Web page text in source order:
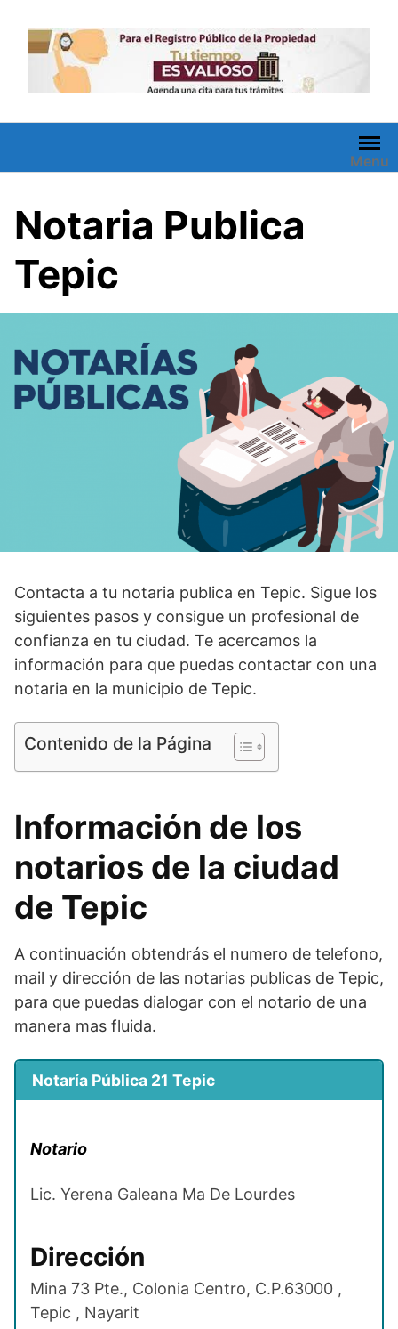
contenido
Menu
Notaria Publica
Tepic
Contacta a tu notaria publica en Tepic. Sigue los
siguientes pasos y consigue un profesional de
confianza en tu ciudad. Te acercamos la
información para que puedas contactar con una
notaria en la municipio de Tepic.
Contenido de la Página
Información de los
notarios de la ciudad
de Tepic
A continuación obtendrás el numero de telefono,
mail y dirección de las notarias publicas de Tepic,
para que puedas dialogar con el notario de una
manera mas fluida.
Notaría Pública 21 Tepic
Notario
Lic. Yerena Galeana Ma De Lourdes
Dirección
Mina 73 Pte., Colonia Centro, C.P.63000 ,
Tepic , Nayarit